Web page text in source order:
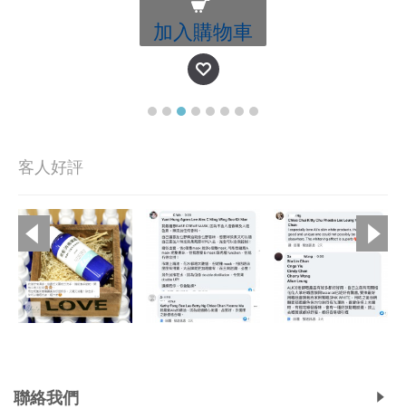
加入購物車
客人好評
聯絡我們